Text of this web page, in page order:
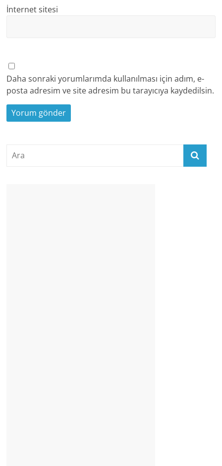
İnternet sitesi
Daha sonraki yorumlarımda kullanılması için adım, e-
posta adresim ve site adresim bu tarayıcıya kaydedilsin.